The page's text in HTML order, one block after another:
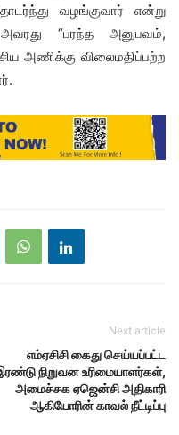
வழங்குவார் என்று
“பரந்த அனுபவம்,
அணிக்கு விலைமதிப்பற்ற
Next article
எம்ஏசிசி கைது செய்யப்பட்ட
நிறுவன உரிமையாளர்கள்,
அமைச்சக ஏஜென்சி அதிகாரி
ஆகியோரின் காவல் நீட்டிப்பு